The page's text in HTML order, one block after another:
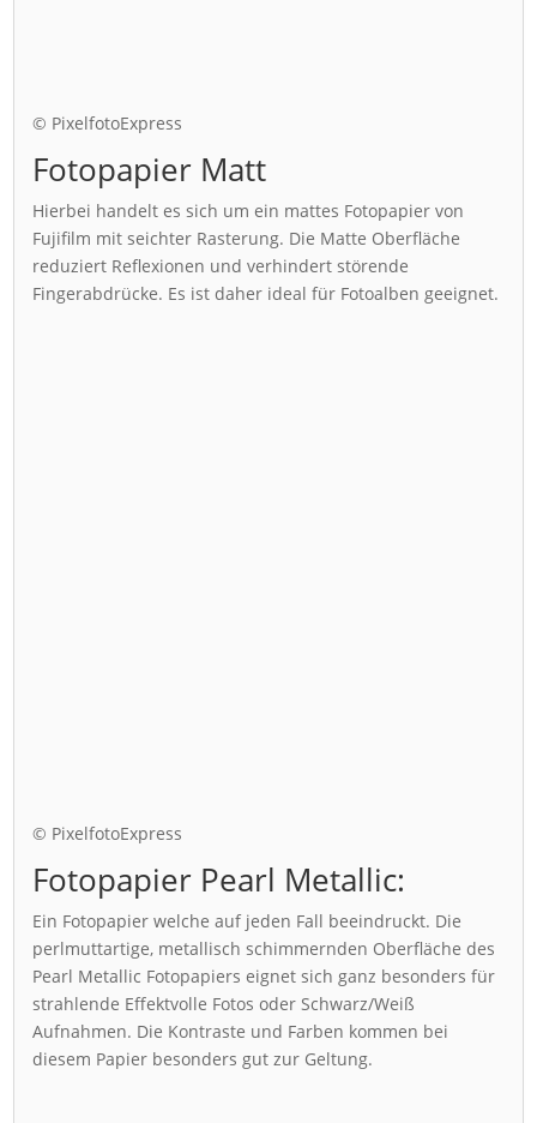
© PixelfotoExpress
Fotopapier Matt
Hierbei handelt es sich um ein mattes Fotopapier von
Fujifilm mit seichter Rasterung. Die Matte Oberfläche
reduziert Reflexionen und verhindert störende
Fingerabdrücke. Es ist daher ideal für Fotoalben geeignet.
© PixelfotoExpress
Fotopapier Pearl Metallic:
Ein Fotopapier welche auf jeden Fall beeindruckt. Die
perlmuttartige, metallisch schimmernden Oberfläche des
Pearl Metallic Fotopapiers eignet sich ganz besonders für
strahlende Effektvolle Fotos oder Schwarz/Weiß
Aufnahmen. Die Kontraste und Farben kommen bei
diesem Papier besonders gut zur Geltung.